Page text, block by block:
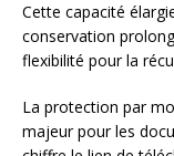
Cette capacité
conservation
flexibilité pour la
La protection par
majeur pour les